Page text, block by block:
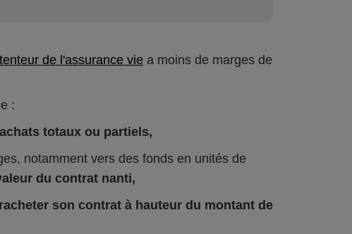
de l'assurance vie a moins de marges de
:
totaux ou partiels,
notamment vers des fonds en unités de
du contrat nanti,
racheter son contrat à hauteur du montant de